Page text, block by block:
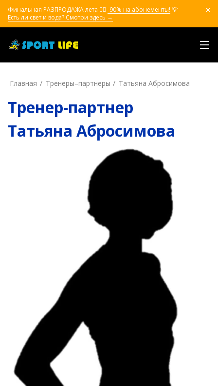
Финальная РАЗПРОДАЖА лета ❤️‍🔥 -90% на абонементы! 💡
Есть ли свет и вода? Смотри здесь →
Главная Тренеры–пapтнepы Татьяна Абросимова
Тренер-партнер
Татьяна Абросимова